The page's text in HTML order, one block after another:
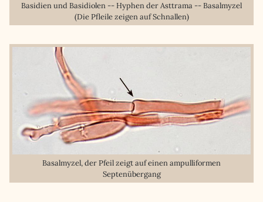
Basidien und Basidiolen -- Hyphen der Asttrama -- Basalmyzel
(Die Pfleile zeigen auf Schnallen)
Basalmyzel, der Pfeil zeigt auf einen ampulliformen
Septenübergang